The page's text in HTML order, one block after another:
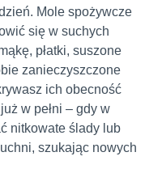
Mole spożywcze
się w suchych
płatki, suszone
zanieczyszczone
ich obecność
w pełni – gdy w
nitkowate ślady lub
szukając nowych